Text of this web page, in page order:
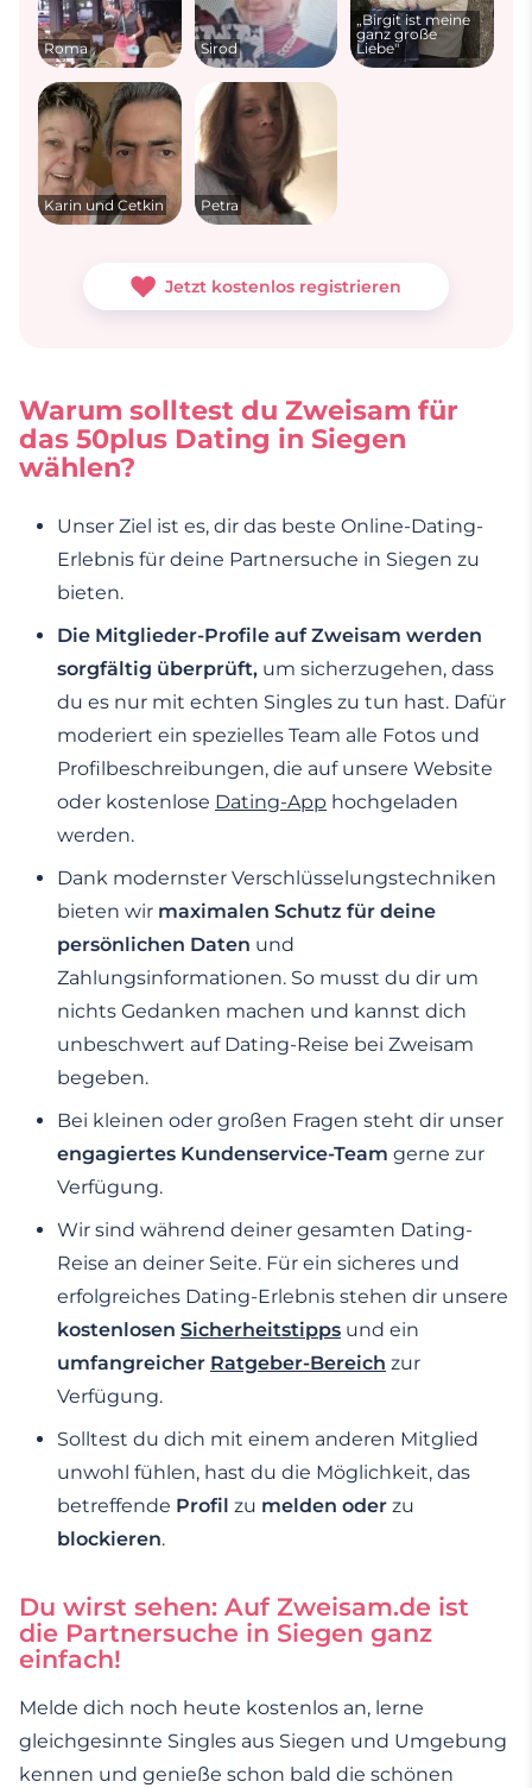
Roma Sirod
„Birgit ist meine
ganz große
Liebe"
Karin und Cetkin Petra
Jetzt kostenlos registrieren
Warum solltest du Zweisam für
das 50plus Dating in Siegen
wählen?
Unser Ziel ist es, dir das beste Online-Dating-
Erlebnis für deine Partnersuche in Siegen zu
bieten.
Die Mitglieder-Profile auf Zweisam werden
sorgfältig überprüft, um sicherzugehen, dass
du es nur mit echten Singles zu tun hast. Dafür
moderiert ein spezielles Team alle Fotos und
Profilbeschreibungen, die auf unsere Website
oder kostenlose Dating-App hochgeladen
werden.
Dank modernster Verschlüsselungstechniken
bieten wir maximalen Schutz für deine
persönlichen Daten und
Zahlungsinformationen. So musst du dir um
nichts Gedanken machen und kannst dich
unbeschwert auf Dating-Reise bei Zweisam
begeben.
Bei kleinen oder großen Fragen steht dir unser
engagiertes Kundenservice-Team gerne zur
Verfügung.
Wir sind während deiner gesamten Dating-
Reise an deiner Seite. Für ein sicheres und
erfolgreiches Dating-Erlebnis stehen dir unsere
kostenlosen Sicherheitstipps und ein
umfangreicher Ratgeber-Bereich zur
Verfügung.
Solltest du dich mit einem anderen Mitglied
unwohl fühlen, hast du die Möglichkeit, das
betreffende Profil zu melden oder zu
blockieren.
Du wirst sehen: Auf Zweisam.de ist
die Partnersuche in Siegen ganz
einfach!
Melde dich noch heute kostenlos an, lerne
gleichgesinnte Singles aus Siegen und Umgebung
kennen und genieße schon bald die schönen